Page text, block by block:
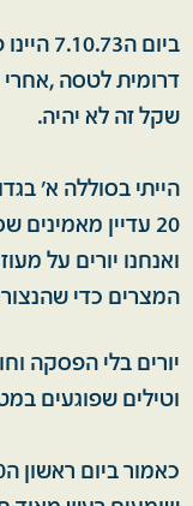
ביום
דרומית לטסה ,אחרי
שקל זה לא יהיה.
20 עדיין
ואנחנו יורים על
המצרים כדי
יורים בלי הפסקה
וטילים שפוגעים